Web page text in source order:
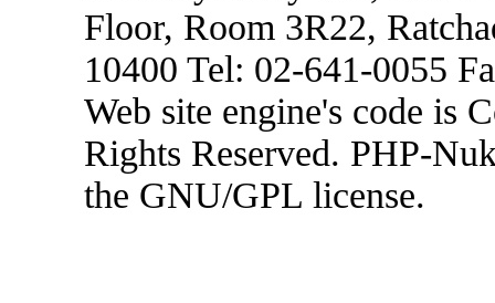
Floor, Room 3R22,
10400 Tel: 02-641-0055
Web site engine's code is
Rights Reserved. PHP-
the GNU/GPL license.